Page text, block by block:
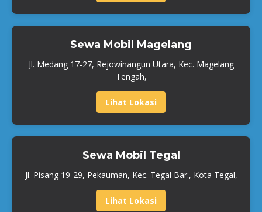
Sewa Mobil Magelang
Jl. Medang 17-27, Rejowinangun Utara, Kec. Magelang
Tengah,
Lihat Lokasi
Sewa Mobil Tegal
Jl. Pisang 19-29, Pekauman, Kec. Tegal Bar., Kota Tegal,
Lihat Lokasi